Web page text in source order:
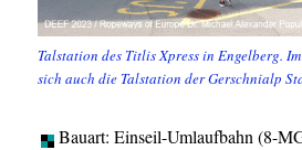
Talstation des Titlis Xpress in Engelberg.
sich auch die Talstation der Gerschnialp
Bauart: Einseil-Umlaufbahn (8-